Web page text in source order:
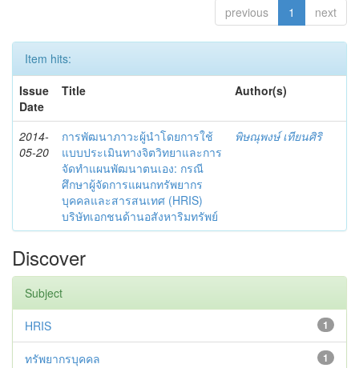
previous 1 next
Item hits:
Issue
Date
Title Author(s)
2014-
05-20
การพัฒนาภาวะผู้นำโดยการใช้
แบบประเมินทางจิตวิทยาและการ
จัดทำแผนพัฒนาตนเอง: กรณี
ศึกษาผู้จัดการแผนกทรัพยากร
บุคคลและสารสนเทศ (HRIS)
บริษัทเอกชนด้านอสังหาริมทรัพย์
พิษณุพงษ์ เทียนศิริ
Discover
Subject
1
HRIS
1
ทรัพยากรบุคคล